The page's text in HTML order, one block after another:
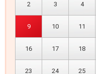
2 3 4
9 10 11
16 17 18
23 24 25